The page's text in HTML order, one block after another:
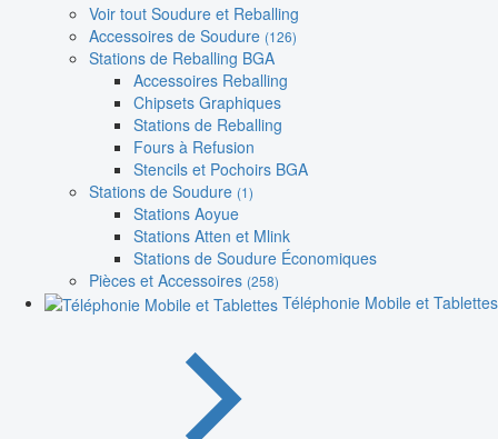
Voir tout Soudure et Reballing
Accessoires de Soudure (126)
Stations de Reballing BGA
Accessoires Reballing
Chipsets Graphiques
Stations de Reballing
Fours à Refusion
Stencils et Pochoirs BGA
Stations de Soudure (1)
Stations Aoyue
Stations Atten et Mlink
Stations de Soudure Économiques
Pièces et Accessoires (258)
Téléphonie Mobile et Tablettes